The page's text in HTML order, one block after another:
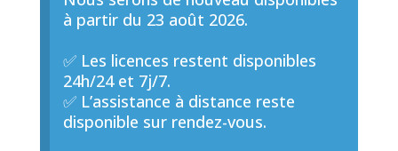
à partir du 23 août 2026.
✅ Les licences restent disponibles
24h/24 et 7j/7.
✅ L’assistance à distance reste
disponible sur rendez-vous.